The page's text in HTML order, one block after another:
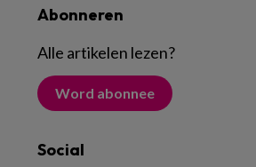
Abonneren
Alle artikelen lezen?
Word abonnee
Social